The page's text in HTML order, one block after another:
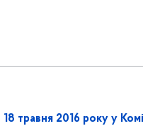
18 травня 2016 року у